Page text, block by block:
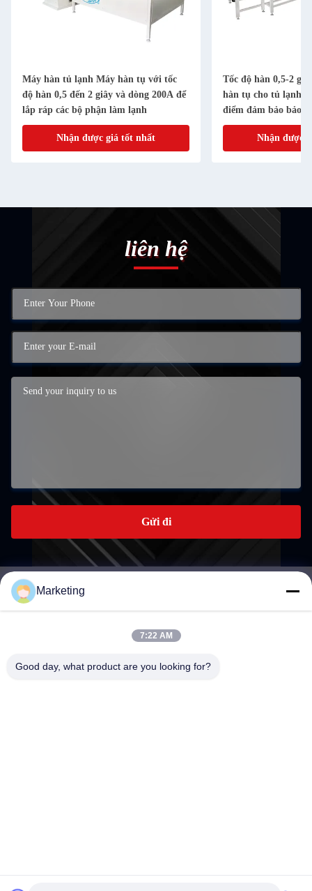
Máy hàn tủ lạnh Máy hàn tụ với tốc
độ hàn 0,5 đến 2 giây và dòng 200A để
lắp ráp các bộ phận làm lạnh
Nhận được giá tốt nhất
Tốc độ hàn 0,5-2
hàn tụ cho tủ lạnh
điểm đảm bảo bảo
nhanh
Nhận được
liên hệ
Gửi đi
marketing@hwashi.com
Marketing
7:22 AM
Good day, what product are you looking for?